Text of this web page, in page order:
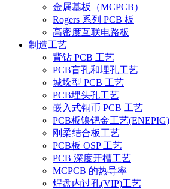
金属基板（MCPCB）
Rogers 系列 PCB 板
高密度互联电路板
制造工艺
背钻 PCB 工艺
PCB盲孔和埋孔工艺
城垛型 PCB 工艺
PCB埋头孔工艺
嵌入式铜币 PCB 工艺
PCB板镍钯金工艺(ENEPIG)
刚柔结合板工艺
PCB板 OSP 工艺
PCB 深度开槽工艺
MCPCB 的热导率
焊盘内过孔(VIP)工艺